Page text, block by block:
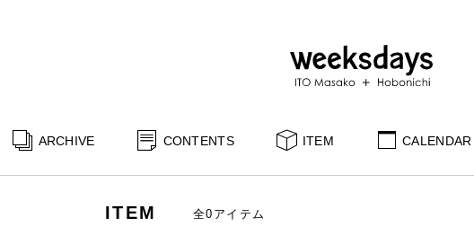
ARCHIVE CONTENTS ITEM CALENDAR
ITEM 全0アイテム